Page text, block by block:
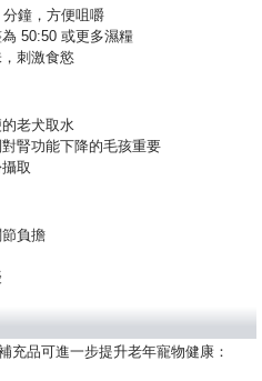
鐘，方便咀嚼
50:50 或更多濕糧
刺激食慾
老犬取水
腎功能下降的毛孩重要
取
負擔
充品可進一步提升老年寵物健康：